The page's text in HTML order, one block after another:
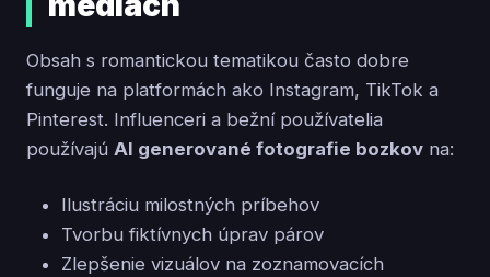
Obsah s romantickou tematikou často dobre
funguje na platformách ako Instagram, TikTok a
Pinterest. Influenceri a bežní používatelia
používajú AI generované fotografie bozkov na:
Ilustráciu milostných príbehov
Tvorbu fiktívnych úprav párov
Zlepšenie vizuálov na zoznamovacích